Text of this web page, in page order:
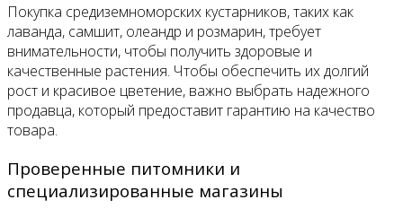
Покупка средиземноморских кустарников, таких как
лаванда, самшит, олеандр и розмарин, требует
внимательности, чтобы получить здоровые и
качественные растения. Чтобы обеспечить их долгий
рост и красивое цветение, важно выбрать надежного
продавца, который предоставит гарантию на качество
товара.
Проверенные питомники и
специализированные магазины